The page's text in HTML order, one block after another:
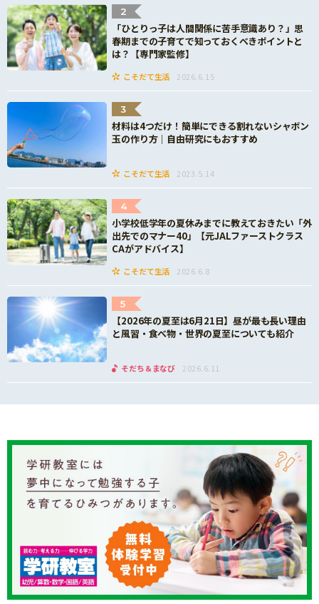
2
「ひとりっ子は人間関係に苦手意識あり？」思
春期までの子育てで知っておくべきポイントと
は？【専門家監修】
こそだて生活 2026.6.15
3
材料は4つだけ！簡単にできる割れないシャボン
玉の作り方｜自由研究にもおすすめ
こそだて生活 2023.5.14
4
小学校低学年の夏休みまでに教えておきたい「外
出先でのマナー40」【元JALファーストクラス
CAがアドバイス】
こそだて生活 2026.6.8
5
【2026年の夏至は6月21日】昼が最も長い理由
と風習・食べ物・世界の夏至についても紹介
そだち＆まなび 2026.6.11